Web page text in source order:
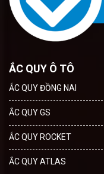
ẮC QUY Ô TÔ
ẮC QUY ĐỒNG NAI
ẮC QUY GS
ẮC QUY ROCKET
ẮC QUY ATLAS